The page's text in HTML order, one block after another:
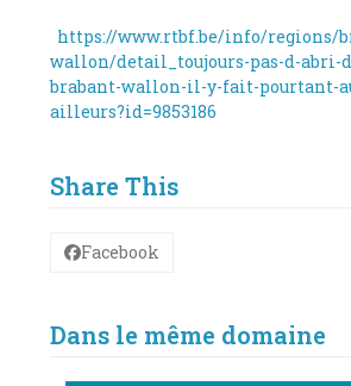
https://www.rtbf.be/info/regions/
wallon/detail_toujours-pas-d-abri-
brabant-wallon-il-y-fait-pourtant-
ailleurs?id=9853186
Share This
Facebook
Dans le même domaine